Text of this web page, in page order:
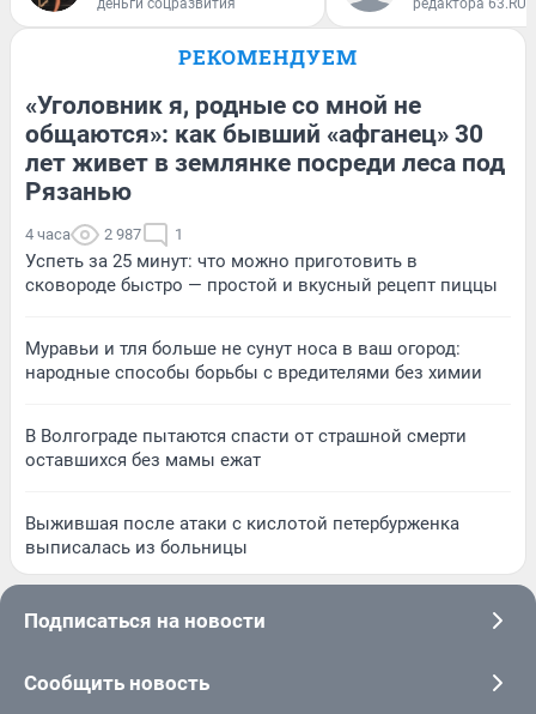
РЕКОМЕНДУЕМ
«Уголовник я, родные со мной не
общаются»: как бывший «афганец» 30
лет живет в землянке посреди леса под
Рязанью
4 часа 2 987 1
Успеть за 25 минут: что можно приготовить в
сковороде быстро — простой и вкусный рецепт пиццы
Муравьи и тля больше не сунут носа в ваш огород:
народные способы борьбы с вредителями без химии
В Волгограде пытаются спасти от страшной смерти
оставшихся без мамы ежат
Выжившая после атаки с кислотой петербурженка
выписалась из больницы
Подписаться на новости
Сообщить новость